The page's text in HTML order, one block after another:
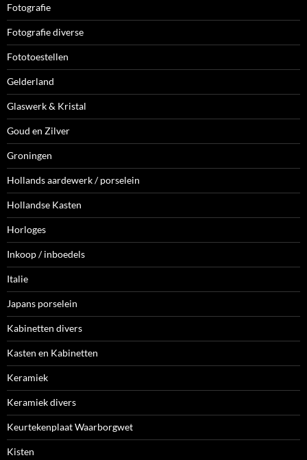
Fotografie
Fotografie diverse
Fototoestellen
Gelderland
Glaswerk & Kristal
Goud en Zilver
Groningen
Hollands aardewerk / porselein
Hollandse Kasten
Horloges
Inkoop / inboedels
Italie
Japans porselein
Kabinetten divers
Kasten en Kabinetten
Keramiek
Keramiek divers
Keurtekenplaat Waarborgwet
Kisten